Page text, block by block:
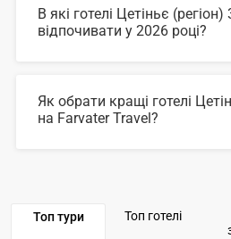
В які готелі Цетіньє (регіон)
відпочивати у 2026 році?
Як обрати кращі готелі
на Farvater Travel?
Топ тури Топ готелі